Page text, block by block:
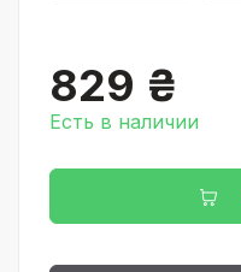
829 ₴
Есть в наличии